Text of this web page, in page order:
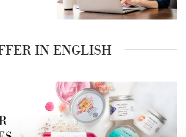
IN ENGLISH